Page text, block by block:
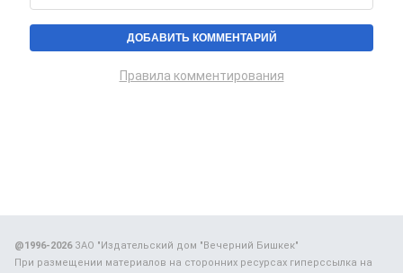
Правила комментирования
@1996-2026ЗАО "Издательский дом "Вечерний Бишкек"
При размещении материалов на сторонних ресурсах гиперссылка на